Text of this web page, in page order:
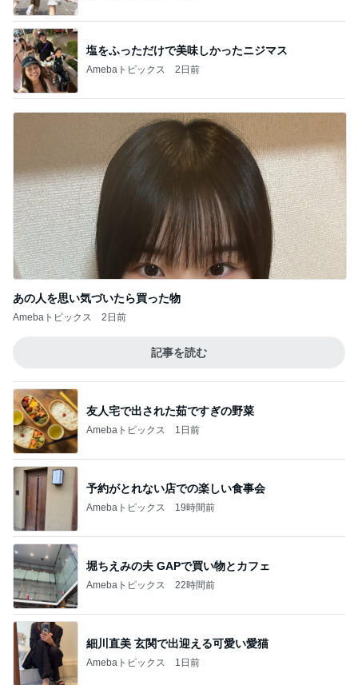
塩をふっただけで美味しかったニジマス
Amebaトピックス 2日前
あの人を思い気づいたら買った物
Amebaトピックス 2日前
記事を読む
友人宅で出された茹ですぎの野菜
Amebaトピックス 1日前
予約がとれない店での楽しい食事会
Amebaトピックス 19時間前
堀ちえみの夫 GAPで買い物とカフェ
Amebaトピックス 22時間前
細川直美 玄関で出迎える可愛い愛猫
Amebaトピックス 1日前